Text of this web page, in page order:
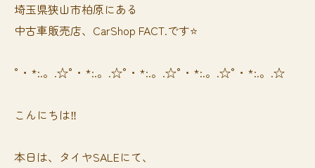
埼玉県狭山市柏原にある
中古車販売店、CarShop FACT.です⭐️
°・*:.。.☆°・*:.。.☆°・*:.。.☆°・*:.。.☆°・*:.。.☆
こんにちは‼️
本日は、タイヤSALEにて、